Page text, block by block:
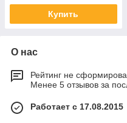
Купить
О нас
Рейтинг не
Менее 5 отзывов за
Работает с 17.08.2015